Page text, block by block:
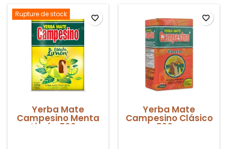
Rupture de stock
Yerba Mate
Campesino Menta
Limón 500gr
favorite_border
Yerba Mate
Campesino Clásico
500gr
favorite_border